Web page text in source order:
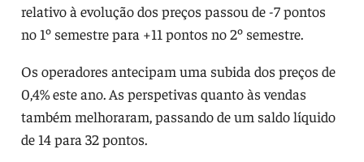
relativo à evolução dos preços passou de -7 pontos
no 1º semestre para +11 pontos no 2º semestre.
Os operadores antecipam uma subida dos preços de
0,4% este ano. As perspetivas quanto às vendas
também melhoraram, passando de um saldo líquido
de 14 para 32 pontos.